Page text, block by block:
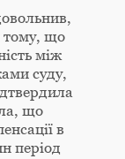
тому, що
між
суду,
що
в
період